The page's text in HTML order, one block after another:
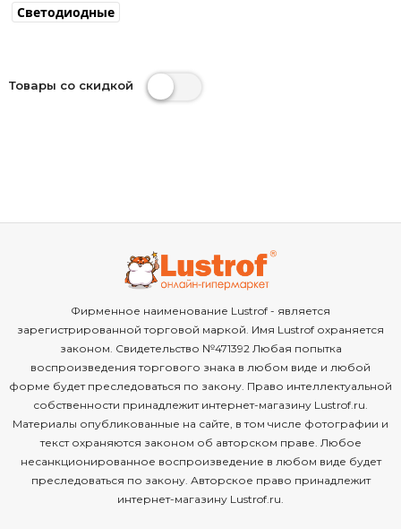
Светодиодные
Товары со скидкой
Фирменное наименование Lustrof - является
зарегистрированной торговой маркой. Имя Lustrof охраняется
законом. Свидетельство №471392 Любая попытка
воспроизведения торгового знака в любом виде и любой
форме будет преследоваться по закону. Право интеллектуальной
собственности принадлежит интернет-магазину Lustrof.ru.
Материалы опубликованные на сайте, в том числе фотографии и
текст охраняются законом об авторском праве. Любое
несанкционированное воспроизведение в любом виде будет
преследоваться по закону. Авторское право принадлежит
интернет-магазину Lustrof.ru.